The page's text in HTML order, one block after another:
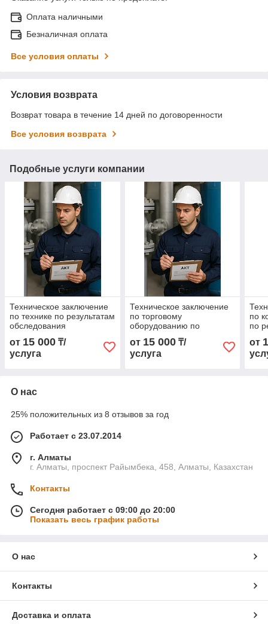
Оплата наличными
Безналичная оплата
Все условия оплаты
Условия возврата
Возврат товара в течение 14 дней по договоренности
Все условия возврата
Подобные услуги компании
Техническое заключение
по технике по результатам
обследования
от 15 000 ₸/
услуга
Техническое заключение
по торговому
оборудованию по
обследования
от 15 000₸/
услуга
по
по
от
О нас
25% положительных из 8 отзывов за год
Работает с 23.07.2014
г. Алматы
г. Алматы, проспект Райымбека, 458, Алматы, Казахстан
Контакты
Сегодня работает с 09:00 до 20:00
Показать весь график работы
О нас
Контакты
Доставка и оплата